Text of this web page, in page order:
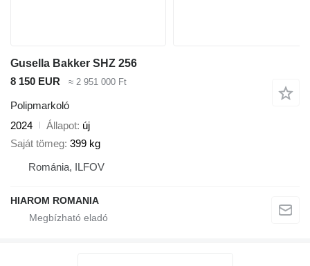
Gusella Bakker SHZ 256
8 150 EUR
≈ 2 951 000 Ft
Polipmarkoló
2024
Állapot új
Saját tömeg 399 kg
Románia, ILFOV
HIAROM ROMANIA